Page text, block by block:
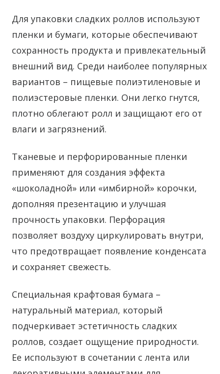
Для упаковки сладких роллов используют
пленки и бумаги, которые обеспечивают
сохранность продукта и привлекательный
внешний вид. Среди наиболее популярных
вариантов – пищевые полиэтиленовые и
полиэстеровые пленки. Они легко гнутся,
плотно облегают ролл и защищают его от
влаги и загрязнений.
Тканевые и перфорированные пленки
применяют для создания эффекта
«шоколадной» или «имбирной» корочки,
дополняя презентацию и улучшая
прочность упаковки. Перфорация
позволяет воздуху циркулировать внутри,
что предотвращает появление конденсата
и сохраняет свежесть.
Специальная крафтовая бумага –
натуральный материал, который
подчеркивает эстетичность сладких
роллов, создает ощущение природности.
Ее используют в сочетании с лента или